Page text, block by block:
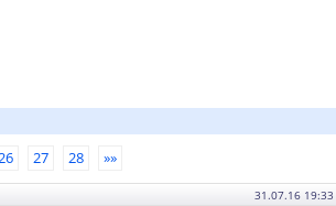
27 28 »»
31.07.16 19:33